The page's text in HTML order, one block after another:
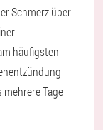
Schmerz über
häufigsten
Tage